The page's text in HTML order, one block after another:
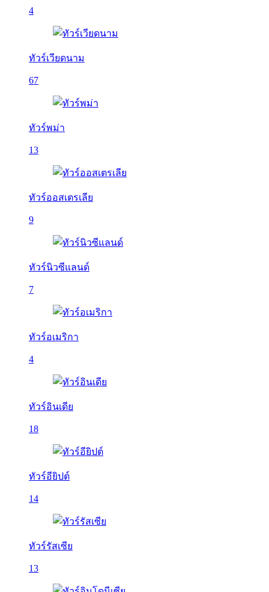
4
ทัวร์เวียดนาม
67
ทัวร์พม่า
13
ทัวร์ออสเตรเลีย
9
ทัวร์นิวซีแลนด์
7
ทัวร์อเมริกา
4
ทัวร์อินเดีย
18
ทัวร์อียิปต์
14
ทัวร์รัสเซีย
13